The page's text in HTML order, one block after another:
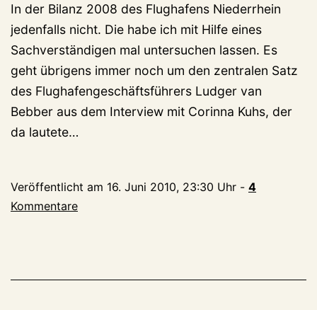
In der Bilanz 2008 des Flughafens Niederrhein
jedenfalls nicht. Die habe ich mit Hilfe eines
Sachverständigen mal untersuchen lassen. Es
geht übrigens immer noch um den zentralen Satz
des Flughafengeschäftsführers Ludger van
Bebber aus dem Interview mit Corinna Kuhs, der
da lautete…
Veröffentlicht am 16. Juni 2010, 23:30 Uhr - 4
Kommentare